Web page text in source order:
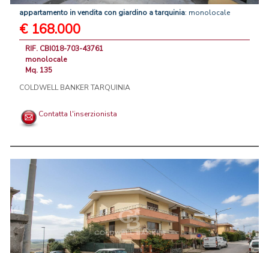
appartamento invendita con giardino atarquinia: monolocale
€ 168.000
RIF. CBI018-703-43761
monolocale
Mq. 135
COLDWELL BANKER TARQUINIA
Contatta l'inserzionista